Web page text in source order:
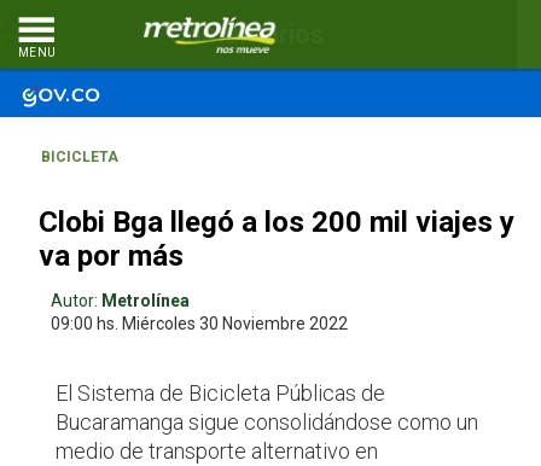
MENU
BICICLETA
Clobi Bga llegó a los 200 mil viajes y
va por más
Autor: Metrolínea
09:00 hs. Miércoles 30 Noviembre 2022
El Sistema de Bicicleta Públicas de
Bucaramanga sigue consolidándose como un
medio de transporte alternativo en
Comentarios